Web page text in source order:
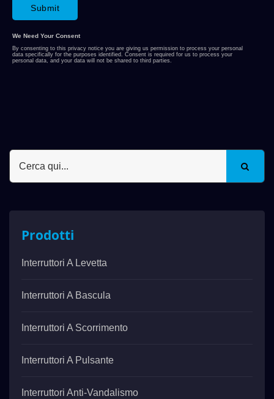
Prodotti
Interruttori A Levetta
Interruttori A Bascula
Interruttori A Scorrimento
Interruttori A Pulsante
Interruttori Anti-Vandalismo